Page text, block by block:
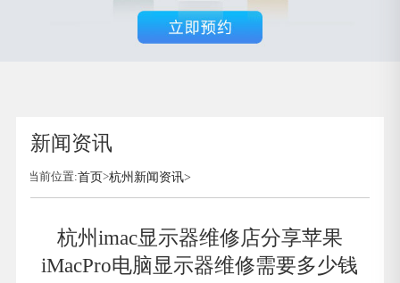
新闻资讯
当前位置:首页>杭州新闻资讯>
杭州imac显示器维修店分享苹果
iMacPro电脑显示器维修需要多少钱